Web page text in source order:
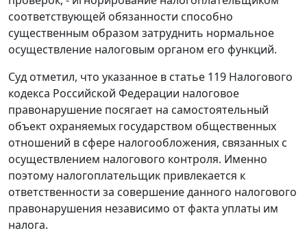
соответствующей обязанности способно
существенным образом затруднить нормальное
осуществление налоговым органом его функций.
Суд отметил, что указанное в статье 119 Налогового
кодекса Российской Федерации налоговое
правонарушение посягает на самостоятельный
объект охраняемых государством общественных
отношений в сфере налогообложения, связанных с
осуществлением налогового контроля. Именно
поэтому налогоплательщик привлекается к
ответственности за совершение данного налогового
правонарушения независимо от факта уплаты им
налога.